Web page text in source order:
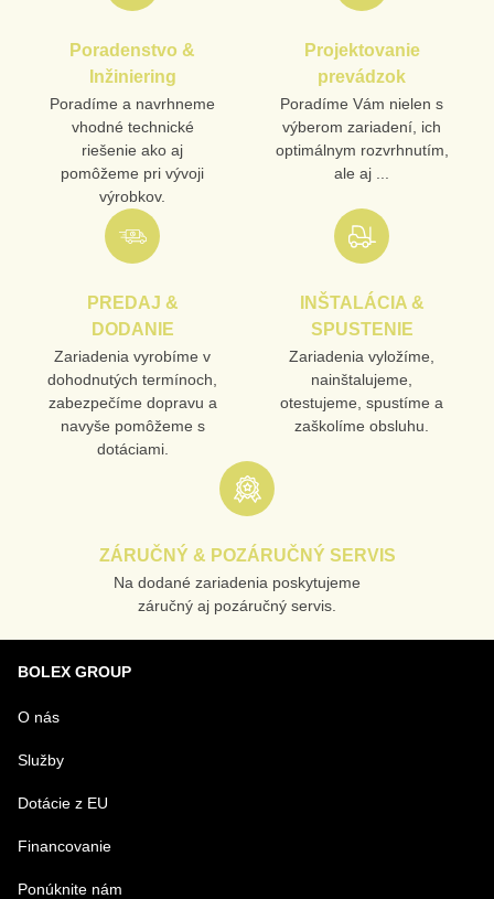
Poradenstvo &
Inžiniering
Poradíme a navrhneme
vhodné technické
riešenie ako aj
pomôžeme pri vývoji
výrobkov.
Projektovanie
prevádzok
Poradíme Vám nielen s
výberom zariadení, ich
optimálnym rozvrhnutím,
ale aj ...
PREDAJ &
DODANIE
Zariadenia vyrobíme v
dohodnutých termínoch,
zabezpečíme dopravu a
navyše pomôžeme s
dotáciami.
INŠTALÁCIA &
SPUSTENIE
Zariadenia vyložíme,
nainštalujeme,
otestujeme, spustíme a
zaškolíme obsluhu.
ZÁRUČNÝ & POZÁRUČNÝ SERVIS
Na dodané zariadenia poskytujeme
záručný aj pozáručný servis.
BOLEX GROUP
O nás
Služby
Dotácie z EU
Financovanie
Ponúknite nám